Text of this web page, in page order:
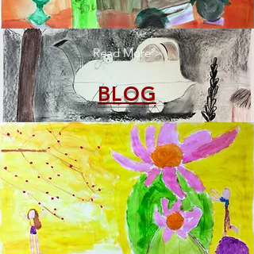
Read More >
BLOG